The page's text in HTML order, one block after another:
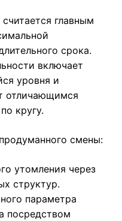
главным
срока.
включает
уровня и
отличающимся
кругу.
смены:
утомления через
структур.
параметра
посредством